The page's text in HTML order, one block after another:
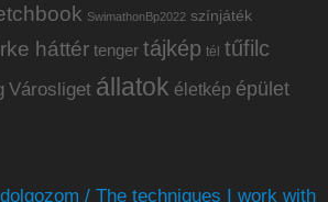
SwimathonBp2022 színjáték
háttér tenger tájkép tél tűfilc
Városliget állatok életkép épület
/ The techniques I work with